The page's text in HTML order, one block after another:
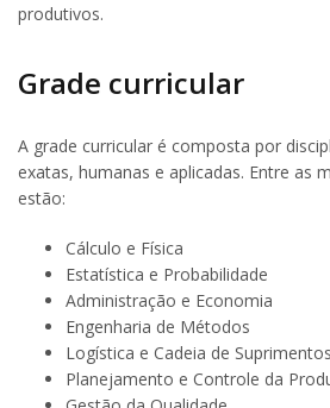
produtivos.
Grade curricular
A grade curricular é composta por
exatas, humanas e aplicadas. Entre as
estão:
Cálculo e Física
Estatística e Probabilidade
Administração e Economia
Engenharia de Métodos
Logística e Cadeia de Suprimentos
Planejamento e Controle da